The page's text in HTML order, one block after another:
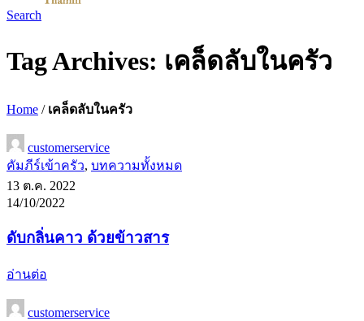
Search
Tag Archives: เคล็ดลับในครัว
Home / เคล็ดลับในครัว
customerservice
คัมภีร์เข้าครัว, บทความทั้งหมด
13 ต.ค. 2022
14/10/2022
ดับกลิ่นคาว ด้วยข้าวสาร
อ่านต่อ
customerservice